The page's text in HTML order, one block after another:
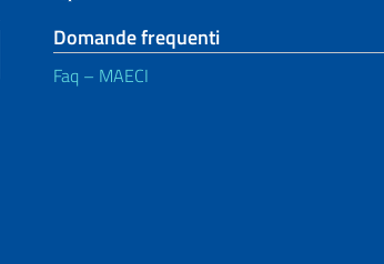
Domande frequenti
Faq – MAECI